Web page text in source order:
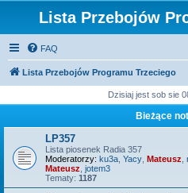
Lista Przebojów
FAQ
Lista Przebojów Programu Trzeciego
Dzisiaj jest sob sie
Bieżące
LP357
Lista piosenek Radia 357
Moderatorzy: ku3a Yacy Mateusz
Mateusz jotem3
Tematy: 1187